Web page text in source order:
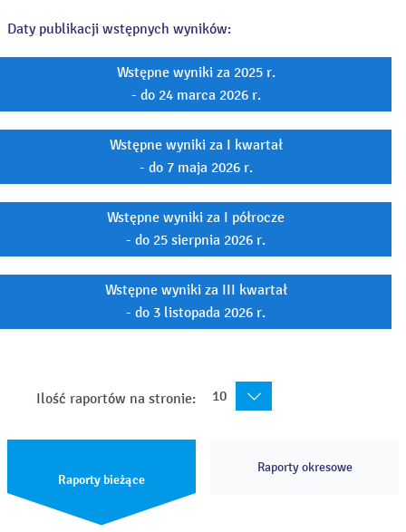
Daty publikacji wstępnych wyników:
Wstępne wyniki za 2025 r.
- do 24 marca 2026 r.
Wstępne wyniki za I kwartał
- do 7 maja 2026 r.
Wstępne wyniki za I półrocze
- do 25 sierpnia 2026 r.
Wstępne wyniki za III kwartał
- do 3 listopada 2026 r.
Ilość raportów na stronie: 10
Raporty bieżące
Raporty okresowe